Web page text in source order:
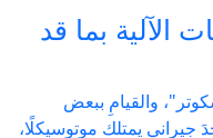
الآلية بما قد
والقيامِ ببعض
جيراني يمتلك موتوسيكلًا،